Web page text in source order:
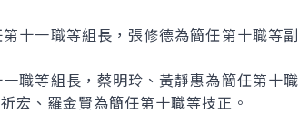
十一職等組長，張修德為簡任第十職等副
職等組長，蔡明玲、黃靜惠為簡任第十職
宏、羅金賢為簡任第十職等技正。